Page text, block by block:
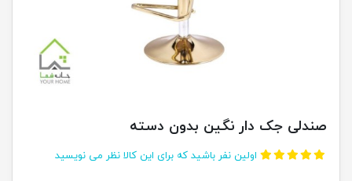
صندلی جک دار نگین بدون دسته
اولین نفر باشید که برای این کالا نظر می نویسید